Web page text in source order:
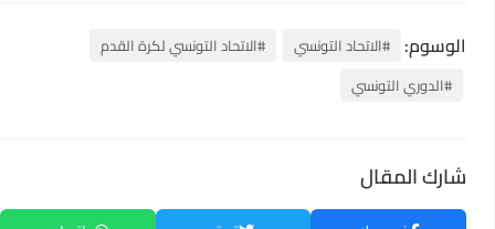
الوسوم: #الاتحاد التونسي
#الاتحاد التونسي لكرة القدم
#الدوري التونسي
شارك المقال